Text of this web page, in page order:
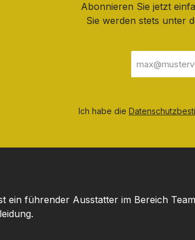
Abonnieren Sie jetzt
Sie werden stets unter
Mail-
Adresse
Ich habe die
ein führender Ausstatter im Bereich